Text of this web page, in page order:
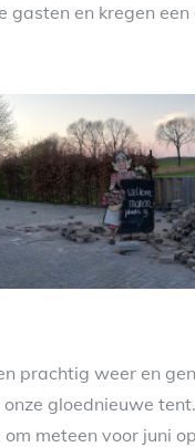
gasten en kregen
prachtig weer en
gloednieuwe
meteen voor juni